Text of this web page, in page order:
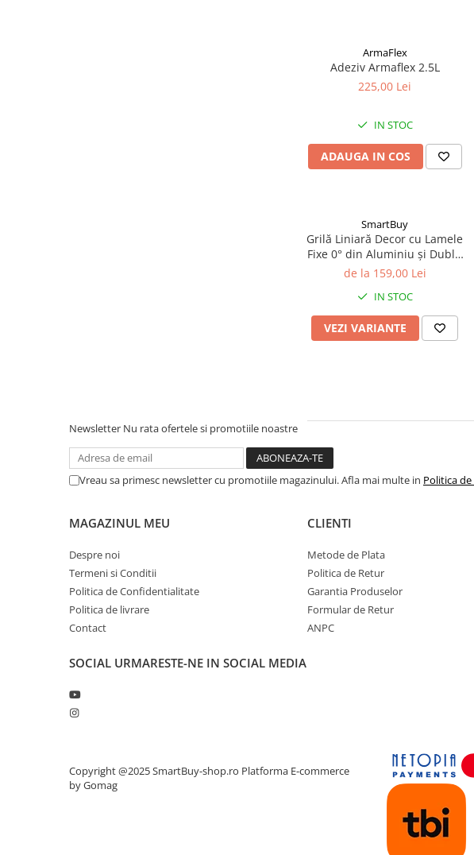
ArmaFlex
Adeziv Armaflex 2.5L
225,00 Lei
IN STOC
ADAUGA IN COS
SmartBuy
Grilă Liniară Decor cu Lamele
Fixe 0° din Aluminiu și Dublu
Deflector — Grilă Ventilație
de la 159,00 Lei
IN STOC
VEZI VARIANTE
Newsletter Nu rata ofertele si promotiile noastre
Vreau sa primesc newsletter cu promotiile magazinului. Afla mai multe in Politica
MAGAZINUL MEU
Despre noi
Termeni si Conditii
Politica de Confidentialitate
Politica de livrare
Contact
CLIENTI
Metode de Plata
Politica de Retur
Garantia Produselor
Formular de Retur
ANPC
SOCIAL URMARESTE-NE IN SOCIAL MEDIA
Copyright @2025 SmartBuy-shop.ro Platforma E-commerce
by Gomag